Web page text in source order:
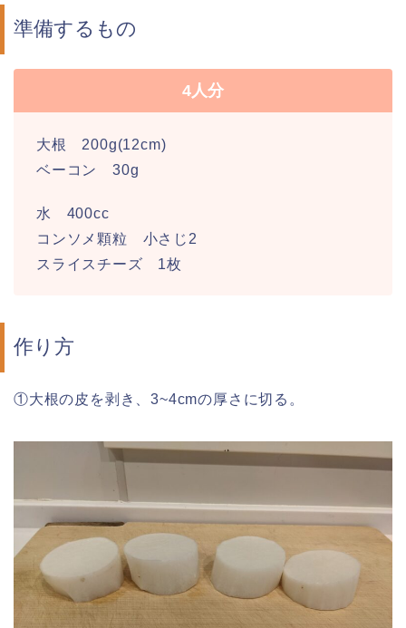
準備するもの
4人分
大根 200g(12cm)
ベーコン 30g
水 400cc
コンソメ顆粒 小さじ2
スライスチーズ 1枚
作り方
①大根の皮を剥き、3~4cmの厚さに切る。